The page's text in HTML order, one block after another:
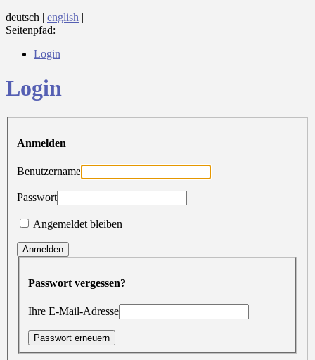
deutsch | english |
Seitenpfad:
Login
Login
Anmelden
Benutzername
Passwort
Angemeldet bleiben
Anmelden
Passwort vergessen?
Ihre E-Mail-Adresse
Passwort erneuern